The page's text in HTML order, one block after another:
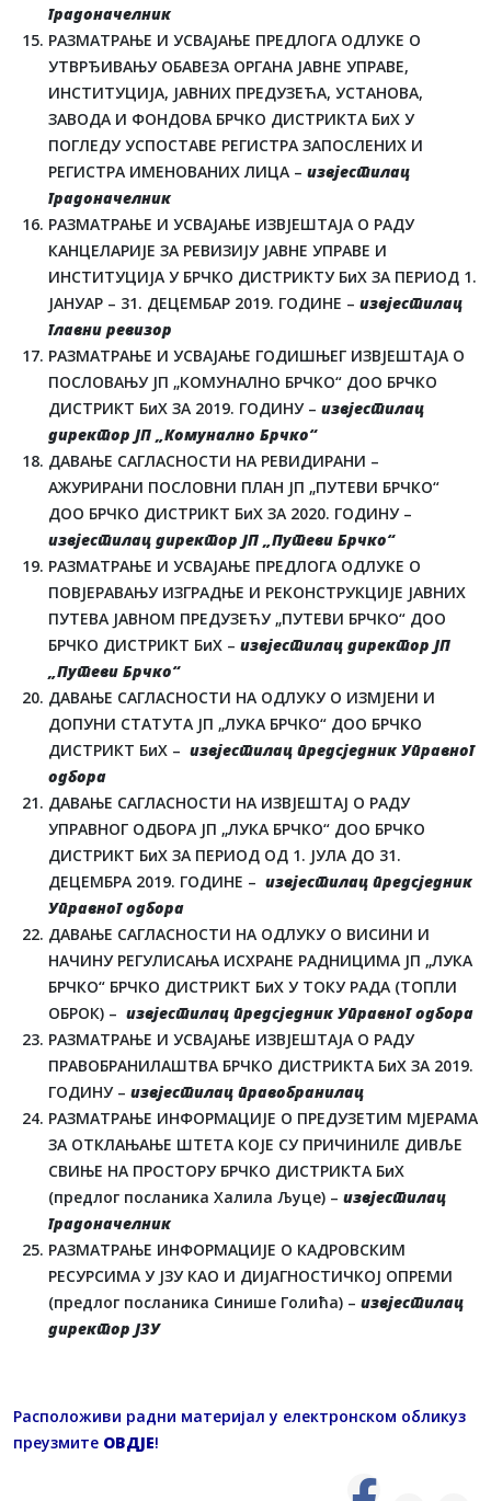
градоначелник
РАЗМАТРАЊЕ И УСВАЈАЊЕ ПРЕДЛОГА ОДЛУКЕ О
УТВРЂИВАЊУ ОБАВЕЗА ОРГАНА ЈАВНЕ УПРАВЕ,
ИНСТИТУЦИЈА, ЈАВНИХ ПРЕДУЗЕЋА, УСТАНОВА,
ЗАВОДА И ФОНДОВА БРЧКО ДИСТРИКТА БиХ У
ПОГЛЕДУ УСПОСТАВЕ РЕГИСТРА ЗАПОСЛЕНИХ И
РЕГИСТРА ИМЕНОВАНИХ ЛИЦА – извјестилац
градоначелник
РАЗМАТРАЊЕ И УСВАЈАЊЕ ИЗВЈЕШТАЈА О РАДУ
КАНЦЕЛАРИЈЕ ЗА РЕВИЗИЈУ ЈАВНЕ УПРАВЕ И
ИНСТИТУЦИЈА У БРЧКО ДИСТРИКТУ БиХ ЗА ПЕРИОД 1.
ЈАНУАР – 31. ДЕЦЕМБАР 2019. ГОДИНЕ – извјестилац
главни ревизор
РАЗМАТРАЊЕ И УСВАЈАЊЕ ГОДИШЊЕГ ИЗВЈЕШТАЈА О
ПОСЛОВАЊУ ЈП „КОМУНАЛНО БРЧКО“ ДОО БРЧКО
ДИСТРИКТ БиХ ЗА 2019. ГОДИНУ – извјестилац
директор ЈП „Комунално Брчко“
ДАВАЊЕ САГЛАСНОСТИ НА РЕВИДИРАНИ –
АЖУРИРАНИ ПОСЛОВНИ ПЛАН ЈП „ПУТЕВИ БРЧКО“
ДОО БРЧКО ДИСТРИКТ БиХ ЗА 2020. ГОДИНУ –
извјестилац директор ЈП „Путеви Брчко“
РАЗМАТРАЊЕ И УСВАЈАЊЕ ПРЕДЛОГА ОДЛУКЕ О
ПОВЈЕРАВАЊУ ИЗГРАДЊЕ И РЕКОНСТРУКЦИЈЕ ЈАВНИХ
ПУТЕВА ЈАВНОМ ПРЕДУЗЕЋУ „ПУТЕВИ БРЧКО“ ДОО
БРЧКО ДИСТРИКТ БиХ – извјестилац директор ЈП
„Путеви Брчко“
ДАВАЊЕ САГЛАСНОСТИ НА ОДЛУКУ О ИЗМЈЕНИ И
ДОПУНИ СТАТУТА ЈП „ЛУКА БРЧКО“ ДОО БРЧКО
ДИСТРИКТ БиХ – извјестилац предсједник Управног
одбора
ДАВАЊЕ САГЛАСНОСТИ НА ИЗВЈЕШТАЈ О РАДУ
УПРАВНОГ ОДБОРА ЈП „ЛУКА БРЧКО“ ДОО БРЧКО
ДИСТРИКТ БиХ ЗА ПЕРИОД ОД 1. ЈУЛА ДО 31.
ДЕЦЕМБРА 2019. ГОДИНЕ – извјестилац предсједник
Управног одбора
ДАВАЊЕ САГЛАСНОСТИ НА ОДЛУКУ О ВИСИНИ И
НАЧИНУ РЕГУЛИСАЊА ИСХРАНЕ РАДНИЦИМА ЈП „ЛУКА
БРЧКО“ БРЧКО ДИСТРИКТ БиХ У ТОКУ РАДА (ТОПЛИ
ОБРОК) – извјестилац предсједник Управног одбора
РАЗМАТРАЊЕ И УСВАЈАЊЕ ИЗВЈЕШТАЈА О РАДУ
ПРАВОБРАНИЛАШТВА БРЧКО ДИСТРИКТА БиХ ЗА 2019.
ГОДИНУ – извјестилац правобранилац
РАЗМАТРАЊЕ ИНФОРМАЦИЈЕ О ПРЕДУЗЕТИМ МЈЕРАМА
ЗА ОТКЛАЊАЊЕ ШТЕТА КОЈЕ СУ ПРИЧИНИЛЕ ДИВЉЕ
СВИЊЕ НА ПРОСТОРУ БРЧКО ДИСТРИКТА БиХ
(предлог посланика Халила Љуце) – извјестилац
градоначелник
РАЗМАТРАЊЕ ИНФОРМАЦИЈЕ О КАДРОВСКИМ
РЕСУРСИМА У ЈЗУ КАО И ДИЈАГНОСТИЧКОЈ ОПРЕМИ
(предлог посланика Синише Голића) – извјестилац
директор ЈЗУ
Расположиви радни материјал у електронском обликуз
преузмите OВДЈЕ!